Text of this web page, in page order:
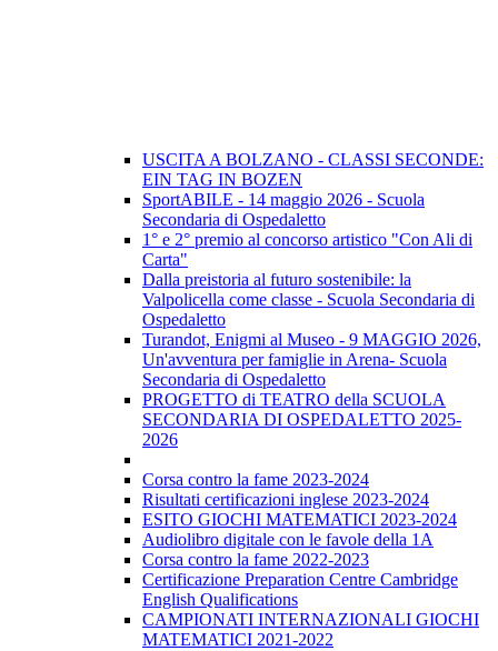
USCITA A BOLZANO - CLASSI SECONDE:
EIN TAG IN BOZEN
SportABILE - 14 maggio 2026 - Scuola
Secondaria di Ospedaletto
1° e 2° premio al concorso artistico "Con Ali di
Carta"
Dalla preistoria al futuro sostenibile: la
Valpolicella come classe - Scuola Secondaria di
Ospedaletto
Turandot, Enigmi al Museo - 9 MAGGIO 2026,
Un'avventura per famiglie in Arena- Scuola
Secondaria di Ospedaletto
PROGETTO di TEATRO della SCUOLA
SECONDARIA DI OSPEDALETTO 2025-
2026
Corsa contro la fame 2023-2024
Risultati certificazioni inglese 2023-2024
ESITO GIOCHI MATEMATICI 2023-2024
Audiolibro digitale con le favole della 1A
Corsa contro la fame 2022-2023
Certificazione Preparation Centre Cambridge
English Qualifications
CAMPIONATI INTERNAZIONALI GIOCHI
MATEMATICI 2021-2022